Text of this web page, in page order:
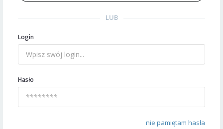
LUB
Login
Hasło
nie pamiętam hasła